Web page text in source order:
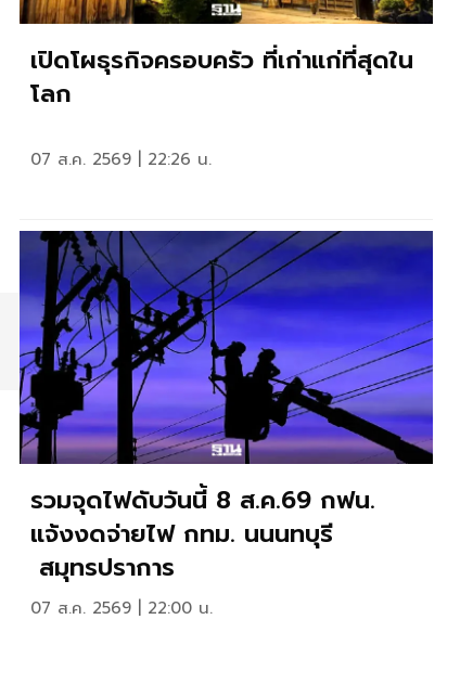
เปิดโผธุรกิจครอบครัว ที่เก่าแก่ที่สุดใน
โลก
07 ส.ค. 2569 | 22:26 น.
รวมจุดไฟดับวันนี้ 8 ส.ค.69 กฟน.
แจ้งงดจ่ายไฟ กทม. นนนทบุรี
สมุทรปราการ
07 ส.ค. 2569 | 22:00 น.